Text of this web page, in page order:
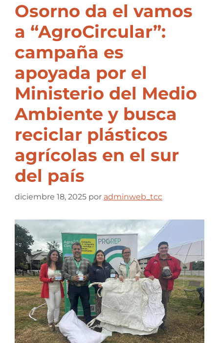
Osorno da el vamos
a “AgroCircular”:
campaña es
apoyada por el
Ministerio del Medio
Ambiente y busca
reciclar plásticos
agrícolas en el sur
del país
diciembre 18, 2025 por adminweb_tcc